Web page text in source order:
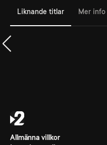
Liknande titlar Mer info
Allmänna villkor